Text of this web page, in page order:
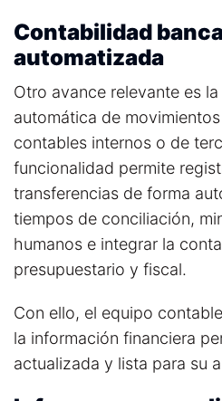
Contabilidad
automatizada
Otro avance relevante es
automática de
contables internos o de
funcionalidad permite r
transferencias de forma
tiempos de conciliación, m
humanos e integrar la
presupuestario y fiscal.
Con ello, el equipo
la información financiera
actualizada y lista para su